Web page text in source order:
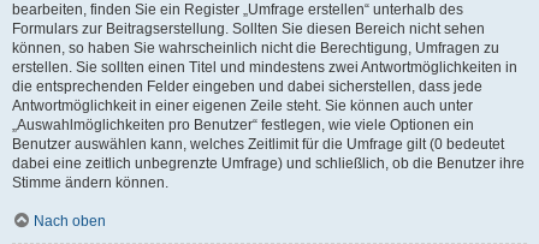
bearbeiten, finden Sie ein Register „Umfrage erstellen“ unterhalb des
Formulars zur Beitragserstellung. Sollten Sie diesen Bereich nicht sehen
können, so haben Sie wahrscheinlich nicht die Berechtigung, Umfragen zu
erstellen. Sie sollten einen Titel und mindestens zwei Antwortmöglichkeiten in
die entsprechenden Felder eingeben und dabei sicherstellen, dass jede
Antwortmöglichkeit in einer eigenen Zeile steht. Sie können auch unter
„Auswahlmöglichkeiten pro Benutzer“ festlegen, wie viele Optionen ein
Benutzer auswählen kann, welches Zeitlimit für die Umfrage gilt (0 bedeutet
dabei eine zeitlich unbegrenzte Umfrage) und schließlich, ob die Benutzer ihre
Stimme ändern können.
Nach oben